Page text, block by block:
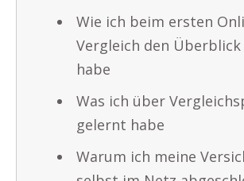
Wie ich beim ersten
Vergleich den
habe
Was ich über
gelernt habe
Warum ich meine